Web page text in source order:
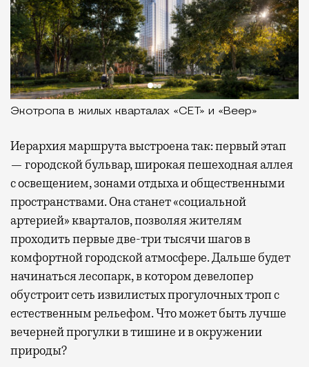
Экотропа в жилых кварталах «СЕТ» и «Веер»
Иерархия маршрута выстроена так: первый этап
— городской бульвар, широкая пешеходная аллея
с освещением, зонами отдыха и общественными
пространствами. Она станет «социальной
артерией» кварталов, позволяя жителям
проходить первые две-три тысячи шагов в
комфортной городской атмосфере. Дальше будет
начинаться лесопарк, в котором девелопер
обустроит сеть извилистых прогулочных троп с
естественным рельефом. Что может быть лучше
вечерней прогулки в тишине и в окружении
природы?